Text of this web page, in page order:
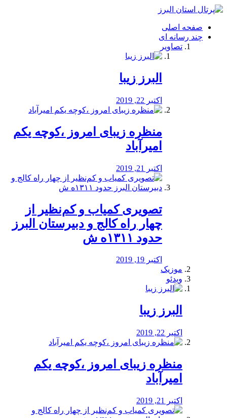
فصد
شرق
تهران
خشکشویی
صفحه اصلی
چند رسانه ای
تصاویر
البرز زیبا
اکتبر 22, 2019
منظره‌‌ زیبای امروز ،کوچه یکم
امیرآباد
اکتبر 21, 2019
️تصویری کمیاب و کم‌نظیر از
چهار راه كالج و دبيرستان البرز
حدود ۱۳۱۱ه ش
اکتبر 19, 2019
موزیک
ویدئو
البرز زیبا
اکتبر 22, 2019
منظره‌‌ زیبای امروز ،کوچه یکم
امیرآباد
اکتبر 21, 2019